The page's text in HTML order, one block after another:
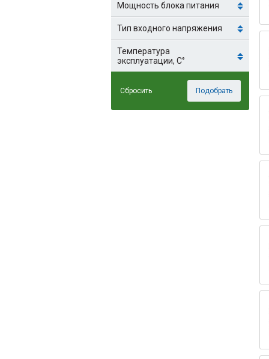
Мощность блока питания
Тип входного напряжения
Температура
эксплуатации, С°
Сбросить